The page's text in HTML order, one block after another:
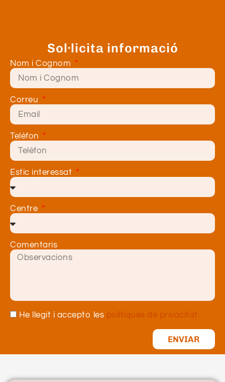
Sol·licita informació
Nom i Cognom
Correu
Telèfon
Estic interessat
Centre
Comentaris
He llegit i accepto les polítiques de privacitat.
ENVIAR